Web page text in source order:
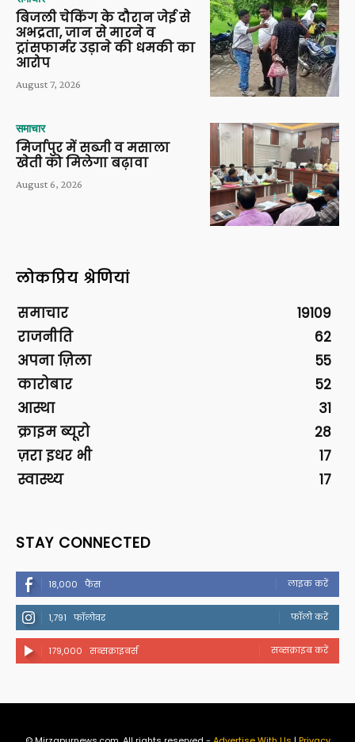
बिजली चेकिंग के दौरान जेई से
अभद्रता, जान से मारने व
ट्रांसफार्मर उड़ाने की धमकी का
आरोप
August 7, 2026
समाचार
मिर्जापुर में सब्जी व मसाला
खेती को मिलेगा बढ़ावा
August 6, 2026
लोकप्रिय श्रेणियां
समाचार
19109
राजनीति
62
अपना ज़िला
55
कारोबार
52
आस्था
31
क्राइम ब्यूरो
28
ज़रा इधर भी
17
स्वास्थ्य
17
STAY CONNECTED
18,000 फैंस लाइक करें
1,791 फॉलोवर फॉलो करें
179,000 सब्सक्राइबर्स सब्सक्राइब करें